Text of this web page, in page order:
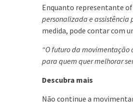
Enquanto representante
personalizada e assistência
medida, pode contar com
“O futuro da movimentação
para quem quer melhorar
Descubra mais
Não continue a